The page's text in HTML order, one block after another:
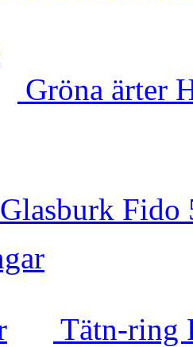
Gröna ärter
Glasburk
Tätn-ring